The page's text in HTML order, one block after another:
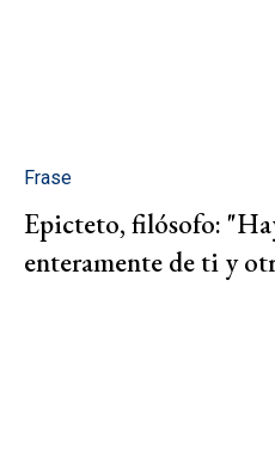
Frase
Epicteto, filósofo:
enteramente de ti y